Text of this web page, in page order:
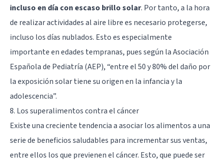
incluso en día con escaso brillo solar. Por tanto, a la hora
de realizar actividades al aire libre es necesario protegerse,
incluso los días nublados. Esto es especialmente
importante en edades tempranas, pues según la Asociación
Española de Pediatría (AEP), “entre el 50 y 80% del daño por
la exposición solar tiene su origen en la infancia y la
adolescencia”.
8. Los superalimentos contra el cáncer
Existe una creciente tendencia a asociar los alimentos a una
serie de beneficios saludables para incrementar sus ventas,
entre ellos los que previenen el cáncer. Esto, que puede ser